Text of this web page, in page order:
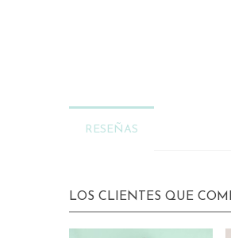
RESEÑAS
LOS CLIENTES QUE